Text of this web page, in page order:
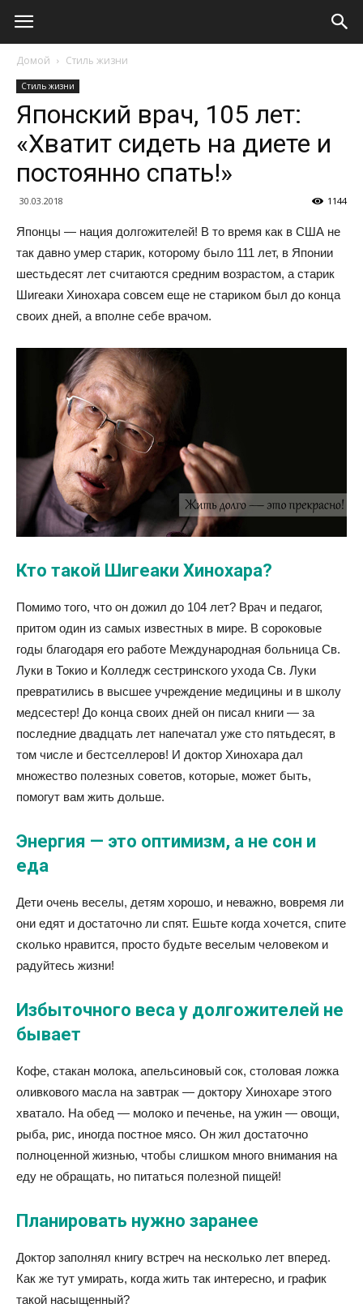
Домой Стиль жизни
Стиль жизни
Японский врач, 105 лет:
«Хватит сидеть на диете и
постоянно спать!»
30.03.2018 1144
Японцы — нация долгожителей! В то время как в США не
так давно умер старик, которому было 111 лет, в Японии
шестьдесят лет считаются средним возрастом, а старик
Шигеаки Хинохара совсем еще не стариком был до конца
своих дней, а вполне себе врачом.
Кто такой Шигеаки Хинохара?
Помимо того, что он дожил до 104 лет? Врач и педагог,
притом один из самых известных в мире. В сороковые
годы благодаря его работе Международная больница Св.
Луки в Токио и Колледж сестринского ухода Св. Луки
превратились в высшее учреждение медицины и в школу
медсестер! До конца своих дней он писал книги — за
последние двадцать лет напечатал уже сто пятьдесят, в
том числе и бестселлеров! И доктор Хинохара дал
множество полезных советов, которые, может быть,
помогут вам жить дольше.
Энергия — это оптимизм, а не сон и
еда
Дети очень веселы, детям хорошо, и неважно, вовремя ли
они едят и достаточно ли спят. Ешьте когда хочется, спите
сколько нравится, просто будьте веселым человеком и
радуйтесь жизни!
Избыточного веса у долгожителей не
бывает
Кофе, стакан молока, апельсиновый сок, столовая ложка
оливкового масла на завтрак — доктору Хинохаре этого
хватало. На обед — молоко и печенье, на ужин — овощи,
рыба, рис, иногда постное мясо. Он жил достаточно
полноценной жизнью, чтобы слишком много внимания на
еду не обращать, но питаться полезной пищей!
Планировать нужно заранее
Доктор заполнял книгу встреч на несколько лет вперед.
Как же тут умирать, когда жить так интересно, и график
такой насыщенный?